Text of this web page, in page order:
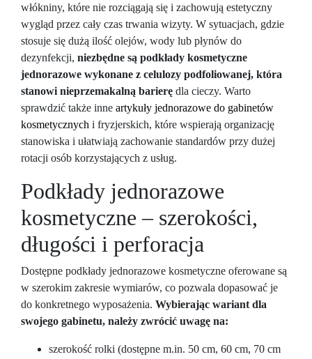
włókniny, które nie rozciągają się i zachowują estetyczny
wygląd przez cały czas trwania wizyty. W sytuacjach, gdzie
stosuje się dużą ilość olejów, wody lub płynów do
dezynfekcji, niezbędne są podkłady kosmetyczne
jednorazowe wykonane z celulozy podfoliowanej, która
stanowi nieprzemakalną barierę dla cieczy. Warto
sprawdzić także inne artykuły jednorazowe do gabinetów
kosmetycznych i fryzjerskich, które wspierają organizację
stanowiska i ułatwiają zachowanie standardów przy dużej
rotacji osób korzystających z usług.
Podkłady jednorazowe
kosmetyczne – szerokości,
długości i perforacja
Dostępne podkłady jednorazowe kosmetyczne oferowane są
w szerokim zakresie wymiarów, co pozwala dopasować je
do konkretnego wyposażenia. Wybierając wariant dla
swojego gabinetu, należy zwrócić uwagę na:
szerokość rolki (dostępne m.in. 50 cm, 60 cm, 70 cm